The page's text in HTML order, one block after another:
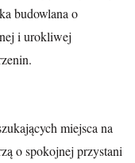
budowlana o
i urokliwej
miejsca na
o spokojnej przystani